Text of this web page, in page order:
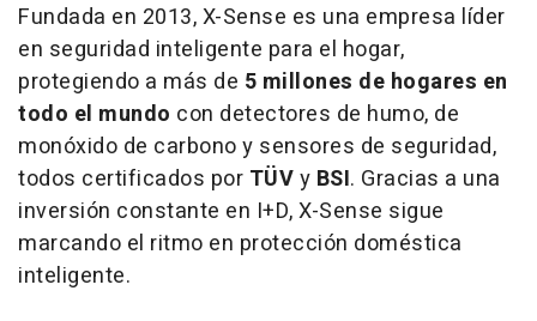
Fundada en 2013, X-Sense es una empresa líder
en seguridad inteligente para el hogar,
protegiendo a más de 5 millones de hogares en
todo el mundo con detectores de humo, de
monóxido de carbono y sensores de seguridad,
todos certificados por TÜVy BSI. Gracias a una
inversión constante en I+D, X-Sense sigue
marcando el ritmo en protección doméstica
inteligente.